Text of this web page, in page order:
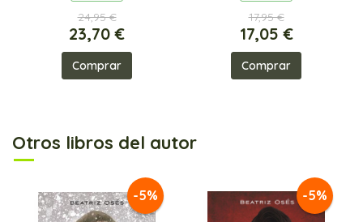
24,95 €
23,70 €
Comprar
17,95 €
17,05 €
Comprar
Otros libros del autor
-5% -5%